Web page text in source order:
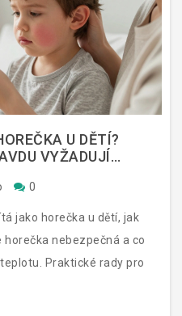
U DĚTÍ?
VYŽADUJÍ
0
jako horečka u dětí, jak
nebezpečná a co
Praktické rady pro